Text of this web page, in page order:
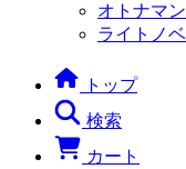
オトナマ
ライトノ
トップ
検索
カート